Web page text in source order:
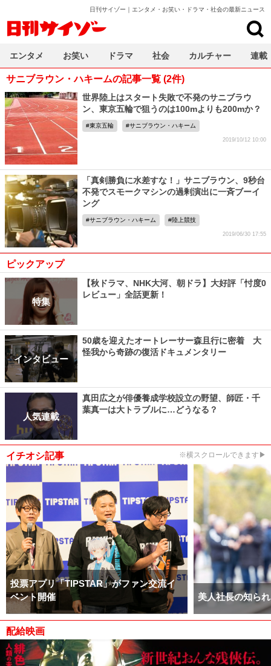
日刊サイゾー｜エンタメ・お笑い・ドラマ・社会の最新ニュース
サニブラウン・ハキームの記事一覧 (2件)
世界陸上はスタート失敗で不発のサニブラウ
ン、東京五輪で狙うのは100mよりも200mか？
東京五輪 サニブラウン・ハキーム
2019/10/12 10:00
「真剣勝負に水差すな！」サニブラウン、9秒台
不発でスモークマシンの過剰演出に一斉ブーイ
ング
サニブラウン・ハキーム 陸上競技
2019/06/30 17:55
ピックアップ
特集
【秋ドラマ、NHK大河、朝ドラ】大好評「忖度0
レビュー」全話更新！
インタビュー
50歳を迎えたオートレーサー森且行に密着 大
怪我から奇跡の復活ドキュメンタリー
人気連載
真田広之が俳優養成学校設立の野望、師匠・千
葉真一は大トラブルに…どうなる？
イチオシ記事 ※横スクロールできます▶
投票アプリ「TIPSTAR」がファン交流イ
ベント開催
美人社長の知ら
配給映画
エンタメ お笑い ドラマ 社会 カルチャー 連載